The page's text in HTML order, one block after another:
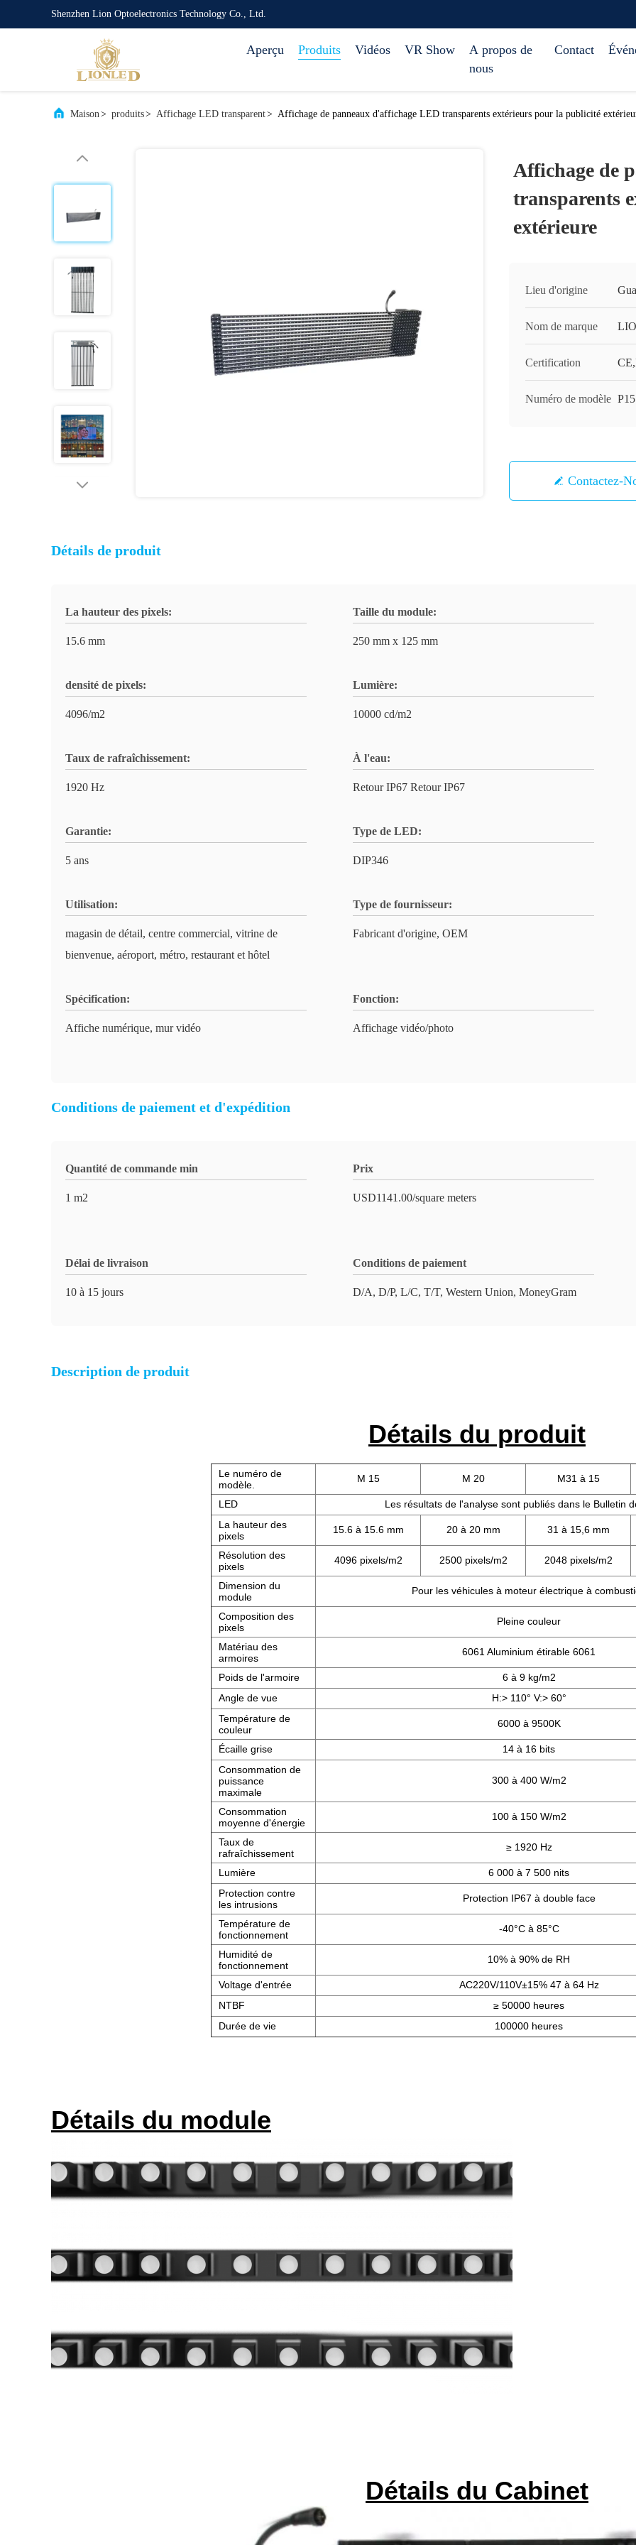
Shenzhen Lion Optoelectronics Technology Co., Ltd.
Aperçu Produits Vidéos VR Show
A propos de
nous
Contact
Maison> produits> Affichage LED transparent> Affichage de panneaux d'affichage LED transparents extérieurs pour la publicité
Affichage de
transparents
extérieure
Lieu d'origine
Nom de marque
Certification
Numéro de modèle
Contactez-
Détails de produit
La hauteur des pixels:
15.6 mm
Taille du module:
250 mm x 125 mm
densité de pixels:
4096/m2
Lumière:
10000 cd/m2
Taux de rafraîchissement:
1920 Hz
À l'eau:
Retour IP67 Retour IP67
Garantie:
5 ans
Type de LED:
DIP346
Utilisation:
magasin de détail, centre commercial, vitrine de
bienvenue, aéroport, métro, restaurant et hôtel
Type de fournisseur:
Fabricant d'origine, OEM
Spécification:
Affiche numérique, mur vidéo
Fonction:
Affichage vidéo/photo
Conditions de paiement et d'expédition
Quantité de commande min
1 m2
Prix
USD1141.00/square meters
Délai de livraison
10 à 15 jours
Conditions de paiement
D/A, D/P, L/C, T/T, Western Union, MoneyGram
Description de produit
Détails du produit
Le numéro de
modèle.
M 15 M 20 M31 à 15
LED
Les résultats de l'analyse sont publiés dans le Bulletin
La hauteur des
pixels
15.6 à 15.6 mm 20 à 20 mm 31 à 15,6 mm
Résolution des
pixels
4096 pixels/m2 2500 pixels/m2 2048 pixels/m2
Dimension du
module
Pour les véhicules à moteur électrique à
Composition des
pixels
Pleine couleur
Matériau des
armoires
6061 Aluminium étirable 6061
Poids de l'armoire
6 à 9 kg/m2
Angle de vue
H:> 110° V:> 60°
Température de
couleur
6000 à 9500K
Écaille grise
14 à 16 bits
Consommation de
puissance
maximale
300 à 400 W/m2
Consommation
moyenne d'énergie
100 à 150 W/m2
Taux de
rafraîchissement
≥ 1920 Hz
Lumière
6 000 à 7 500 nits
Protection contre
les intrusions
Protection IP67 à double face
Température de
fonctionnement
-40°C à 85°C
Humidité de
fonctionnement
10% à 90% de RH
Voltage d'entrée
AC220V/110V±15% 47 à 64 Hz
NTBF
≥ 50000 heures
Durée de vie
100000 heures
Détails du module
Détails du Cabinet